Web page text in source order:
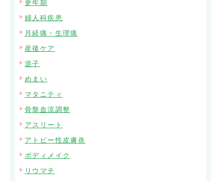
更年期
婦人科疾患
月経痛・生理痛
産後ケア
逆子
めまい
マタニティ
骨盤血流調整
アスリート
アトピー性皮膚炎
ボディメイク
リウマチ